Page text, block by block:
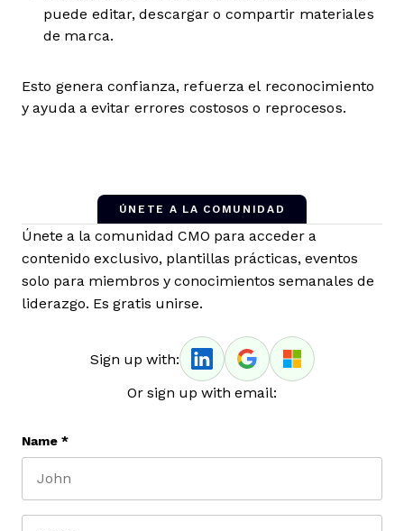
puede editar, descargar o compartir materiales
de marca.
Esto genera confianza, refuerza el reconocimiento
y ayuda a evitar errores costosos o reprocesos.
ÚNETE A LA COMUNIDAD
Únete a la comunidad CMO para acceder a
contenido exclusivo, plantillas prácticas, eventos
solo para miembros y conocimientos semanales de
liderazgo. Es gratis unirse.
Sign up with:
Or sign up with email:
Name *